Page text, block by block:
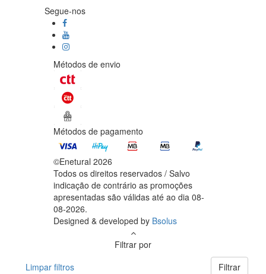
Segue-nos
Métodos de envio
Métodos de pagamento
©Enetural 2026
Todos os direitos reservados / Salvo
indicação de contrário as promoções
apresentadas são válidas até ao dia 08-
08-2026.
Designed & developed by Bsolus
Filtrar por
Limpar filtros
Filtrar